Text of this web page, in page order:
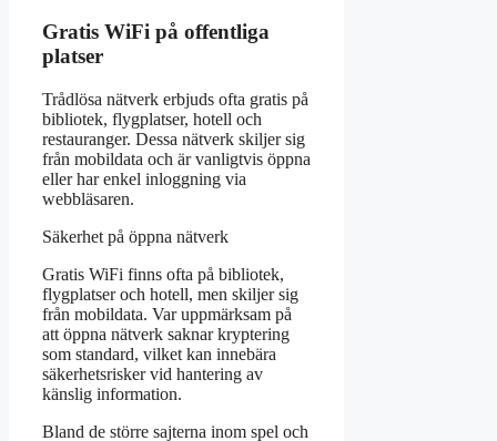
Gratis WiFi på offentliga
platser
Trådlösa nätverk erbjuds ofta gratis på
bibliotek, flygplatser, hotell och
restauranger. Dessa nätverk skiljer sig
från mobildata och är vanligtvis öppna
eller har enkel inloggning via
webbläsaren.
Säkerhet på öppna nätverk
Gratis WiFi finns ofta på bibliotek,
flygplatser och hotell, men skiljer sig
från mobildata. Var uppmärksam på
att öppna nätverk saknar kryptering
som standard, vilket kan innebära
säkerhetsrisker vid hantering av
känslig information.
Bland de större sajterna inom spel och